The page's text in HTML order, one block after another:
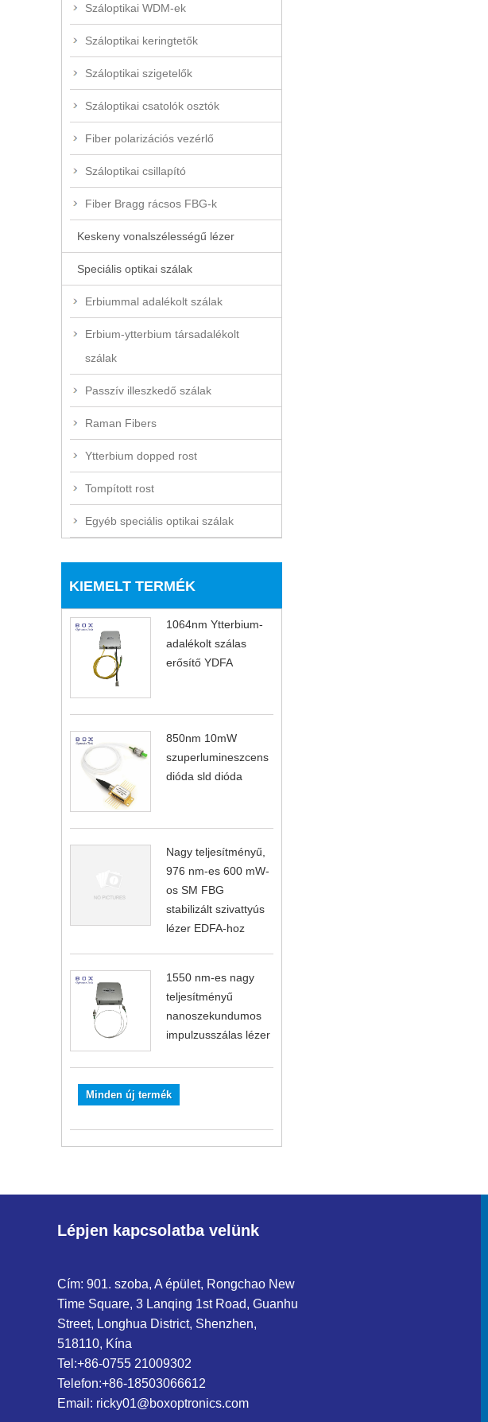
Száloptikai WDM-ek
Száloptikai keringtetők
Száloptikai szigetelők
Száloptikai csatolók osztók
Fiber polarizációs vezérlő
Száloptikai csillapító
Fiber Bragg rácsos FBG-k
Keskeny vonalszélességű lézer
Speciális optikai szálak
Erbiummal adalékolt szálak
Erbium-ytterbium társadalékolt
szálak
Passzív illeszkedő szálak
Raman Fibers
Ytterbium dopped rost
Tompított rost
Egyéb speciális optikai szálak
KIEMELT TERMÉK
1064nm Ytterbium-
adalékolt szálas
erősítő YDFA
850nm 10mW
szuperlumineszcens
dióda sld dióda
Nagy teljesítményű,
976 nm-es 600 mW-
os SM FBG
stabilizált szivattyús
lézer EDFA-hoz
1550 nm-es nagy
teljesítményű
nanoszekundumos
impulzusszálas lézer
Minden új termék
Lépjen kapcsolatba velünk
Cím: 901. szoba, A épület, Rongchao New
Time Square, 3 Lanqing 1st Road, Guanhu
Street, Longhua District, Shenzhen,
518110, Kína
Tel:+86-0755 21009302
Telefon:+86-18503066612
Email: ricky01@boxoptronics.com